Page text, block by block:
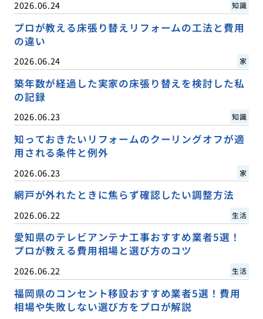
2026.06.24 知識
プロが教える床張り替えリフォームの工法と費用
の違い
2026.06.24 家
築年数が経過した実家の床張り替えを検討した私
の記録
2026.06.23 知識
知っておきたいリフォームのクーリングオフが適
用される条件と例外
2026.06.23 家
網戸が外れたときに焦らず確認したい調整方法
2026.06.22 生活
愛知県のテレビアンテナ工事おすすめ業者5選！
プロが教える費用相場と選び方のコツ
2026.06.22 生活
福岡県のコンセント移設おすすめ業者5選！費用
相場や失敗しない選び方をプロが解説